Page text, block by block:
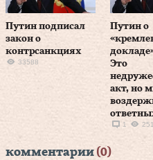
Путин подписал
закон о
контрсанкциях
33588
Путин о
Это
акт, но
1
комментарии (0)